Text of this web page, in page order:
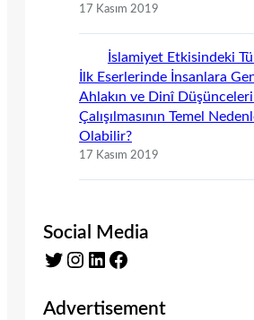
17 Kasım 2019
İslamiyet Etkisindeki
İlk Eserlerinde İnsanlara
Ahlakın ve Dinî
Çalışılmasının Temel
Olabilir?
17 Kasım 2019
Social Media
Twitter Instagram LinkedIn Facebook
Advertisement